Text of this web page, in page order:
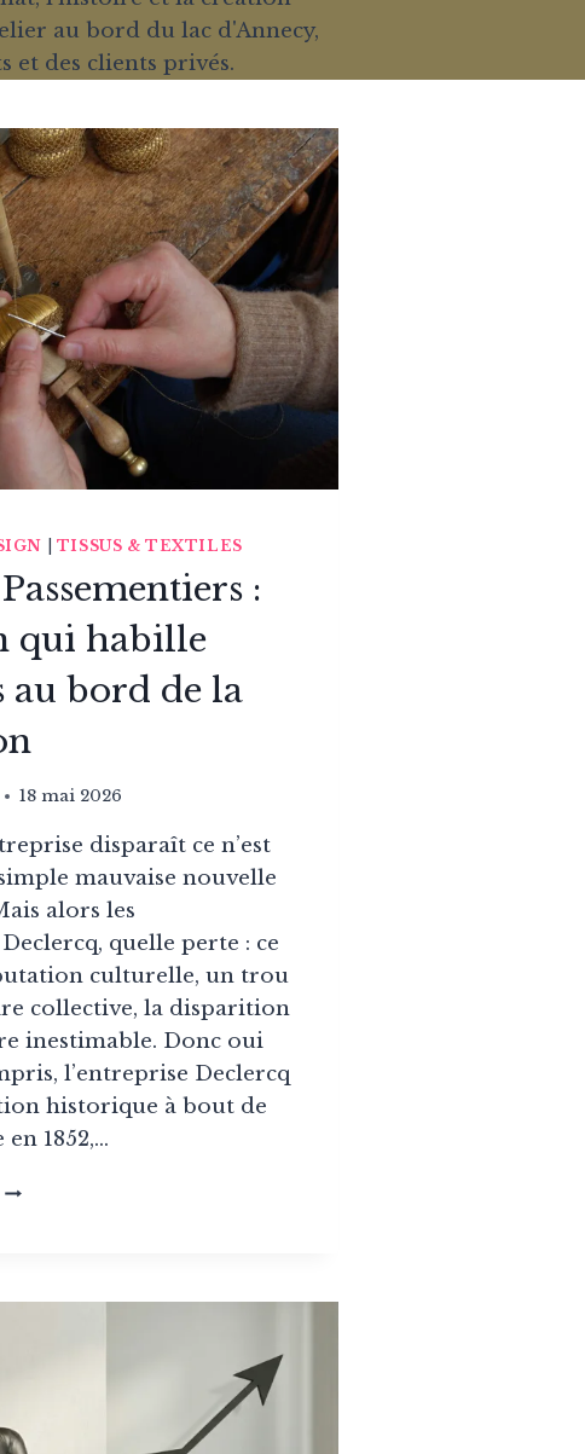
au bord du lac d'Annecy,
et des clients privés.
TISSUS & TEXTILES
:
qui habille
au bord de la
18 mai 2026
disparaît ce n’est
mauvaise nouvelle
alors les
quelle perte : ce
culturelle, un trou
collective, la disparition
inestimable. Donc oui
l’entreprise Declercq
historique à bout de
1852,…
DECLERCQ